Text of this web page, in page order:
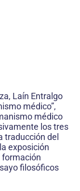
Laín Entralgo
médico”,
médico
los tres
traducción del
exposición
filosóficos